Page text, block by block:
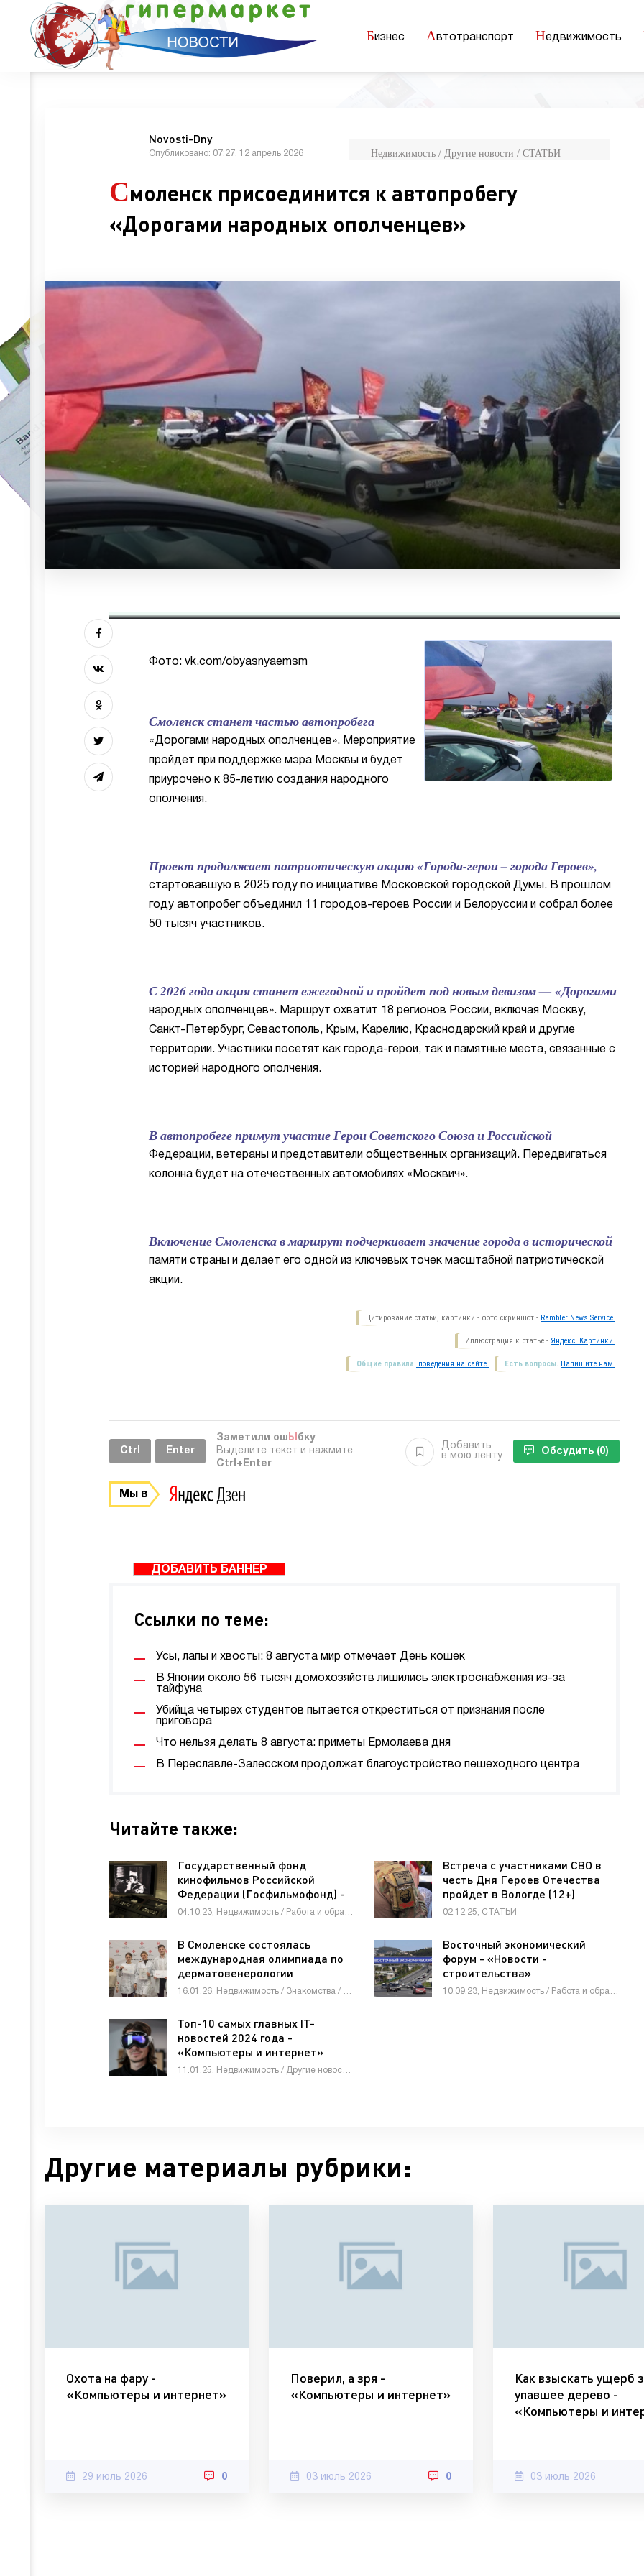
Б изнес А втотранспорт Недвижимость
Novosti-Dny
Опубликовано: 07:27, 12 апрель 2026 Недвижимость / Другие новости / СТАТЬИ
Смоленск присоединится к автопробегу
«Дорогами народных ополченцев»
Фото: vk.com/obyasnyaemsm
Смоленск станет частью автопробега
«Дорогами народных ополченцев». Мероприятие
пройдет при поддержке мэра Москвы и будет
приурочено к 85-летию создания народного
ополчения.
Проект продолжает патриотическую акцию «Города-герои – города Героев»,
стартовавшую в 2025 году по инициативе Московской городской Думы. В прошлом
году автопробег объединил 11 городов-героев России и Белоруссии и собрал более
50 тысяч участников.
С 2026 года акция станет ежегодной и пройдет под новым девизом — «Дорогами
народных ополченцев». Маршрут охватит 18 регионов России, включая Москву,
Санкт-Петербург, Севастополь, Крым, Карелию, Краснодарский край и другие
территории. Участники посетят как города-герои, так и памятные места, связанные с
историей народного ополчения.
В автопробеге примут участие Герои Советского Союза и Российской
Федерации, ветераны и представители общественных организаций. Передвигаться
колонна будет на отечественных автомобилях «Москвич».
Включение Смоленска в маршрут подчеркивает значение города в исторической
памяти страны и делает его одной из ключевых точек масштабной патриотической
акции.
Цитирование статьи, картинки - фото скриншот - Rambler News Service.
Иллюстрация к статье - Яндекс. Картинки.
Есть вопросы. Напишите нам.
Общие правила поведения на сайте.
Ctrl Enter
Заметили ош Ы бку
Выделите текст и нажмите
Ctrl+Enter
Добавить
в мою ленту
Обсудить (0)
Мы в
ДОБАВИТЬ БАННЕР
Ссылки по теме:
Усы, лапы и хвосты: 8 августа мир отмечает День кошек
В Японии около 56 тысяч домохозяйств лишились электроснабжения из-за
тайфуна
Убийца четырех студентов пытается откреститься от признания после
приговора
Что нельзя делать 8 августа: приметы Ермолаева дня
В Переславле-Залесском продолжат благоустройство пешеходного центра
Читайте также:
Государственный фонд
кинофильмов Российской
Федерации (Госфильмофонд) -
«Новости - строительства»
Встреча с участниками СВО в
честь Дня Героев Отечества
пройдет в Вологде (12+)
02.12.25, СТАТЬИ
В Смоленске состоялась
международная олимпиада по
дерматовенерологии
Восточный экономический
форум - «Новости -
строительства»
Топ-10 самых главных IT-
новостей 2024 года -
«Компьютеры и интернет»
Другие материалы рубрики:
Охота на фару -
«Компьютеры и интернет»
29 июль 2026 0
Поверил, а зря -
«Компьютеры и интернет»
03 июль 2026 0
Как взыскать ущерб
упавшее дерево -
«Компьютеры и
03 июль 2026